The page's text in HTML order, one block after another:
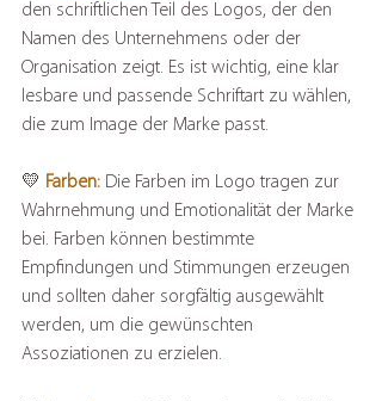
den schriftlichen Teil des Logos, der den
Namen des Unternehmens oder der
Organisation zeigt. Es ist wichtig, eine klar
lesbare und passende Schriftart zu wählen,
die zum Image der Marke passt.
💛 Farben: Die Farben im Logo tragen zur
Wahrnehmung und Emotionalität der Marke
bei. Farben können bestimmte
Empfindungen und Stimmungen erzeugen
und sollten daher sorgfältig ausgewählt
werden, um die gewünschten
Assoziationen zu erzielen.